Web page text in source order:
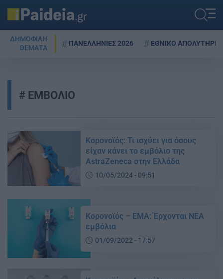
ΔΗΜΟΦΙΛΗ
ΘΕΜΑΤΑ
ΠΑΝΕΛΛΗΝΙΕΣ 2026 ΕΘΝΙΚΟ ΑΠΟΛΥΤΗΡΙΟ
ΕΜΒΟΛΙΟ
Κορονοϊός: Τι ισχύει για όσους
είχαν κάνει το εμβόλιο της
AstraZeneca στην Ελλάδα
10/05/2024 - 09:51
Κορονοϊός – ΕΜΑ: Έρχονται ΝΕΑ
εμβόλια
01/09/2022 - 17:57